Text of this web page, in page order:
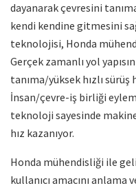
dayanarak çevresini
kendi kendine gitmesini
teknolojisi, Honda
Gerçek zamanlı yol
tanıma/yüksek hızlı
İnsan/çevre-iş birliği
teknoloji sayesinde
hız kazanıyor.
Honda mühendisliği ile
kullanıcı amacını